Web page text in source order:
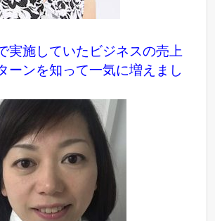
実施していたビジネスの売上
ーンを知って一気に増えまし